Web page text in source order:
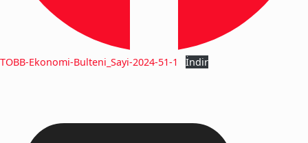
TOBB-Ekonomi-Bulteni_Sayi-2024-51-1 İndir